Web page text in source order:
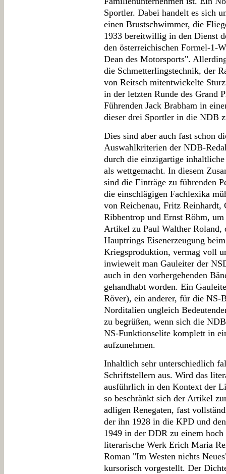
Sportler. Dabei handelt es sich
einen Brustschwimmer, die
1933 bereitwillig in den Dienst
den österreichischen Formel-1-
Dean des Motorsports".
die Schmetterlingstechnik, der
von Reitsch mitentwickelte
in der letzten Runde des Grand
Führenden Jack Brabham in
dieser drei Sportler in die NDB
Dies sind aber auch fast schon
Auswahlkriterien der NDB-
durch die einzigartige
als wettgemacht. In diesem
sind die Einträge zu führenden
die einschlägigen Fachlexika
von Reichenau, Fritz
Ribbentrop und Ernst Röhm,
Artikel zu Paul Walther Roland,
Hauptrings Eisenerzeugung
Kriegsproduktion, vermag voll
inwieweit man Gauleiter der
auch in den vorhergehenden
gehandhabt worden. Ein
Röver), ein anderer, für die NS-
Norditalien ungleich
zu begrüßen, wenn sich die
NS-Funktionselite komplett in
aufzunehmen.
Inhaltlich sehr unterschiedlich
Schriftstellern aus. Wird das
ausführlich in den Kontext der
so beschränkt sich der Artikel
adligen Renegaten, fast
der ihn 1928 in die KPD und
1949 in der DDR zu einem
literarische Werk Erich Maria
Roman "Im Westen nichts
kursorisch vorgestellt. Der